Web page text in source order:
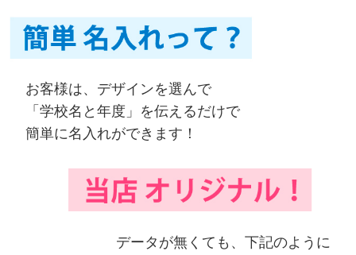
お客様は、デザインを選んで
「学校名と年度」を伝えるだけで
簡単に名入れができます！
データが無くても、下記のように